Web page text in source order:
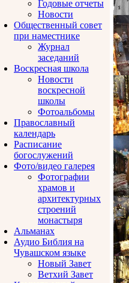
Годовые отчеты
Новости
Общественный совет
при наместнике
Журнал
заседаний
Воскресная школа
Новости
воскресной
школы
Фотоальбомы
Православный
календарь
Расписание
богослужений
Фото/видео галерея
Фотографии
храмов и
архитектурных
строений
монастыря
Альманах
Аудио Библия на
Чувашском языке
Новый Завет
Ветхий Завет